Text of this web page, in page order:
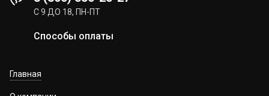
С 9 ДО 18, ПН-ПТ
Способы оплаты
Главная